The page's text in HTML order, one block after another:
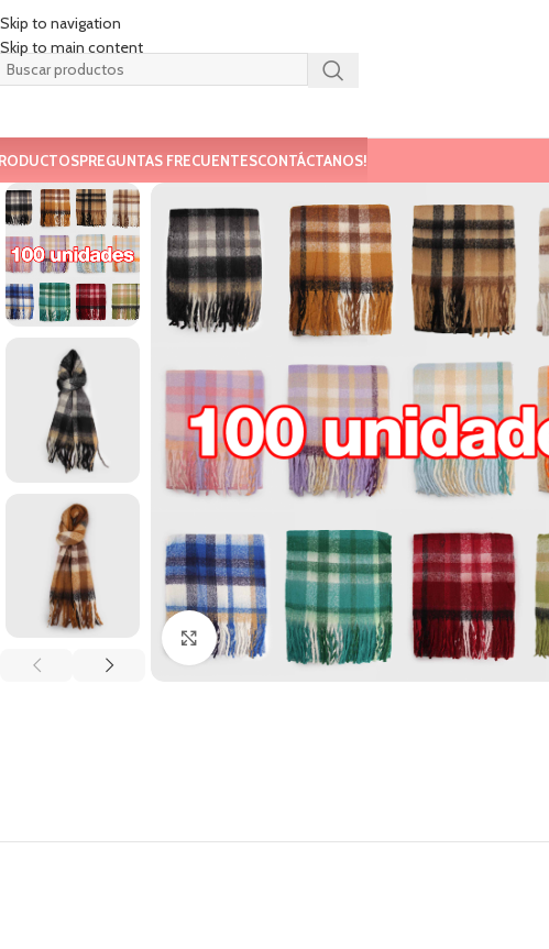
Skip to navigation
Skip to main content
PREGUNTAS FRECUENTESCONTÁCTANOS!
Clic para ampliar